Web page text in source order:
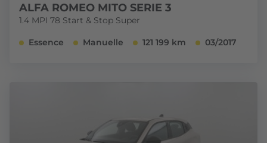
ALFA ROMEO MITO SERIE 3
1.4 MPI 78 Start & Stop Super
Essence Manuelle 121 199 km 03/2017